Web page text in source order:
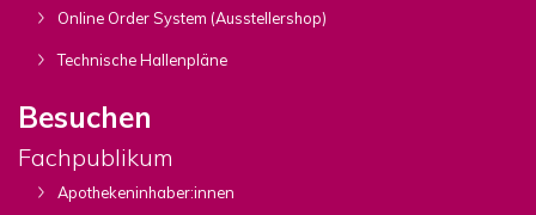
Online Order System (Ausstellershop)
Technische Hallenpläne
Besuchen
Fachpublikum
Apothekeninhaber:innen